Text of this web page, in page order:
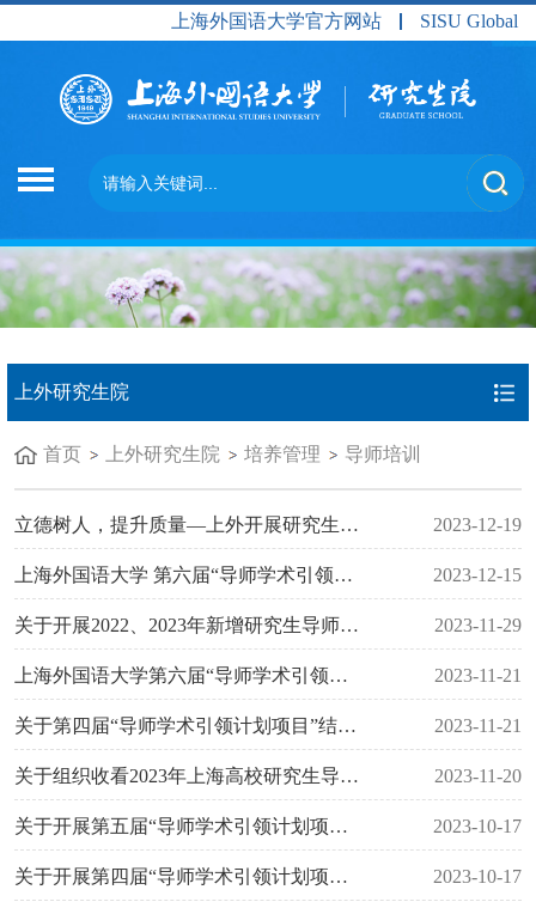
上海外国语大学官方网站 SISU Global
上外研究生院
首页 上外研究生院 培养管理 导师培训
立德树人，提升质量—上外开展研究生导师培训工作 2023-12-19
上海外国语大学 第六届“导师学术引领计划项目”立项公示 2023-12-15
关于开展2022、2023年新增研究生导师培训工作的通知 2023-11-29
上海外国语大学第六届“导师学术引领计划项目”申报通知 2023-11-21
关于第四届“导师学术引领计划项目”结项及第五届项目提前结项评审结果的公示 2023-11-21
关于组织收看2023年上海高校研究生导师专业能力提升学科工作坊的通知 2023-11-20
关于开展第五届“导师学术引领计划项目”中期考核工作的通知 2023-10-17
关于开展第四届“导师学术引领计划项目”结项验收工作的通知 2023-10-17